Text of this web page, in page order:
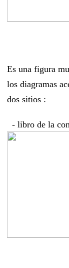
Es una figura
los diagramas
dos sitios :
- libro de la